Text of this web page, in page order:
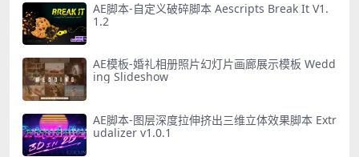
AE脚本-自定义破碎脚本 Aescripts Break It V1.
1.2
AE模板-婚礼相册照片幻灯片画廊展示模板 Wedd
ing Slideshow
AE脚本-图层深度拉伸挤出三维立体效果脚本 Extr
udalizer v1.0.1